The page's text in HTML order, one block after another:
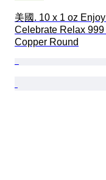
美國. 10 x 1 oz Enjoy
Celebrate Relax 999
Copper Round